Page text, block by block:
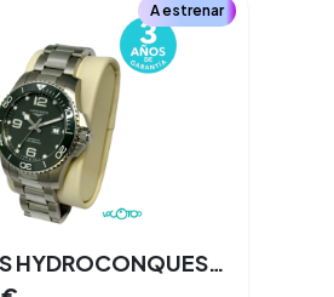
A estrenar
LONGINES HYDROCONQUEST L3.782.4 Talla 20 41 mm SI Automático Acero inoxidable HOMBRE Documentación